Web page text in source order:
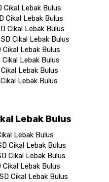
Cikal Lebak Bulus
Cikal Lebak Bulus
Cikal Lebak Bulus
Cikal Lebak Bulus
Lebak Bulus
Lebak Bulus
Lebak Bulus
Lebak Bulus
Lebak Bulus
Lebak Bulus
Cikal Lebak Bulus
Cikal Lebak Bulus
Lebak Bulus
Cikal Lebak Bulus